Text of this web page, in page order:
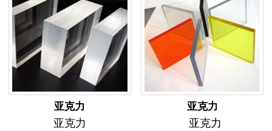
亚克力
亚克力
亚克力
亚克力